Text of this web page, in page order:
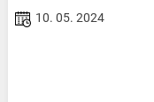
10. 05. 2024